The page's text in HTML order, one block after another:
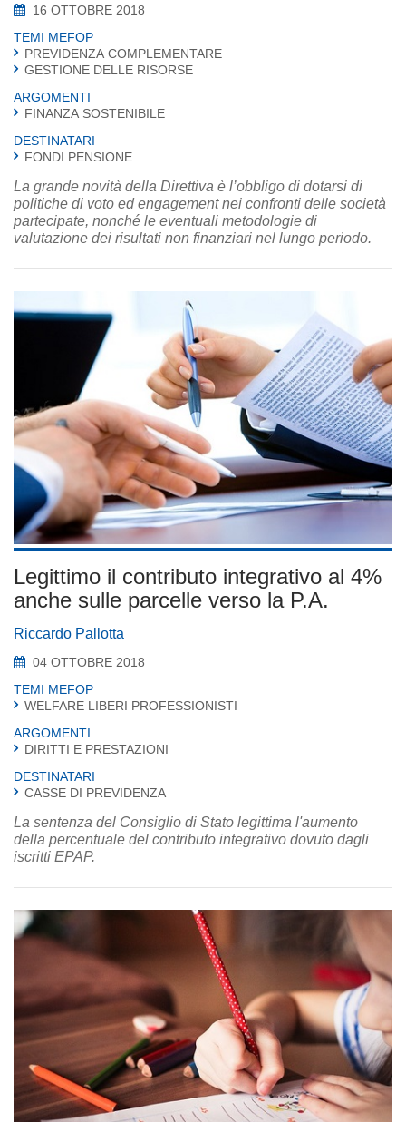
16 OTTOBRE 2018
TEMI MEFOP
PREVIDENZA COMPLEMENTARE
GESTIONE DELLE RISORSE
ARGOMENTI
FINANZA SOSTENIBILE
DESTINATARI
FONDI PENSIONE
La grande novità della Direttiva è l’obbligo di dotarsi di
politiche di voto ed engagement nei confronti delle società
partecipate, nonché le eventuali metodologie di
valutazione dei risultati non finanziari nel lungo periodo.
Legittimo il contributo integrativo al 4%
anche sulle parcelle verso la P.A.
Riccardo Pallotta
04 OTTOBRE 2018
TEMI MEFOP
WELFARE LIBERI PROFESSIONISTI
ARGOMENTI
DIRITTI E PRESTAZIONI
DESTINATARI
CASSE DI PREVIDENZA
La sentenza del Consiglio di Stato legittima l'aumento
della percentuale del contributo integrativo dovuto dagli
iscritti EPAP.